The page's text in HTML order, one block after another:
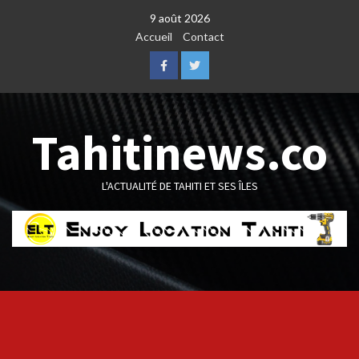
9 août 2026
Accueil
Contact
FacebookTwitter
Tahitinews.co
L'ACTUALITÉ DE TAHITI ET SES ÎLES